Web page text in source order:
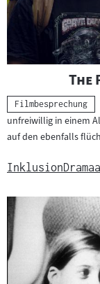
"
The
Kategorie:
Filmbesprechung
unfreiwillig in einem
auf den ebenfalls
InklusionDrama